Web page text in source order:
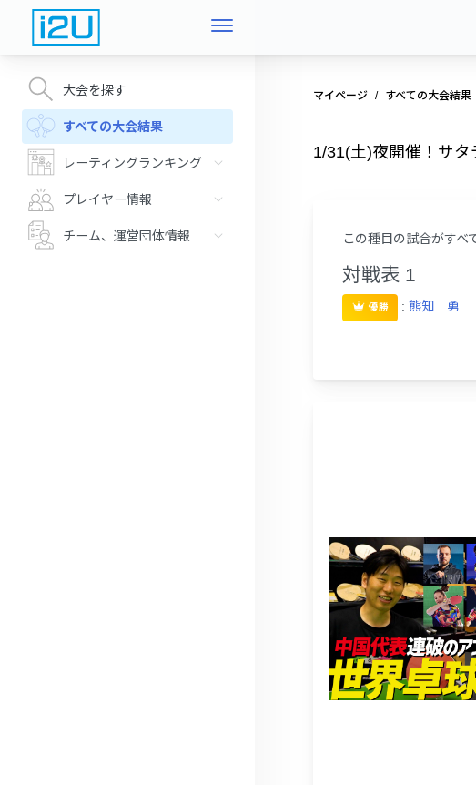
大会を探す
すべての大会結果
レーティングランキング
プレイヤー情報
チーム、運営団体情報
マイページ すべての大会結果
1/31(土)夜開催！サ
この種目の試合がすべ
対戦表 1
優勝 : 熊知 勇